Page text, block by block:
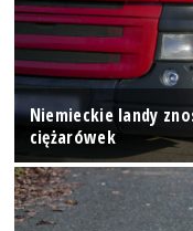
Niemieckie landy
ciężarówek